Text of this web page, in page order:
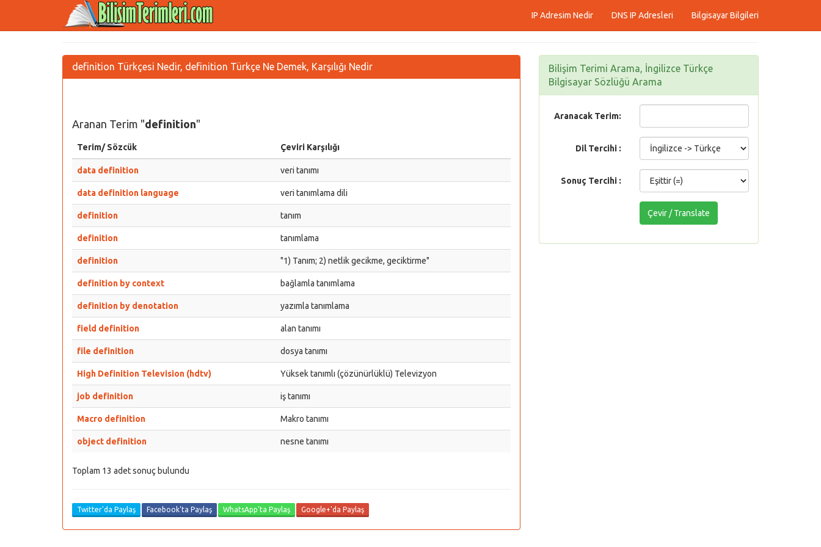
IP Adresim Nedir DNS IP Adresleri Bilgisayar Bilgileri
definition Türkçesi Nedir, definition Türkçe Ne Demek, Karşılığı Nedir
Aranan Terim "definition"
Terim/ Sözcük Çeviri Karşılığı
data definition veri tanımı
data definition language veri tanımlama dili
definition tanım
definition tanımlama
definition "1) Tanım; 2) netlik gecikme, geciktirme"
definition by context bağlamla tanımlama
definition by denotation yazımla tanımlama
field definition alan tanımı
file definition dosya tanımı
High Definition Television (hdtv) Yüksek tanımlı (çözünürlüklü) Televizyon
job definition iş tanımı
Macro definition Makro tanımı
object definition nesne tanımı
Toplam 13 adet sonuç bulundu
Twitter'da Paylaş Facebook'ta Paylaş WhatsApp'ta Paylaş Google+'da Paylaş
Bilişim Terimi Arama, İngilizce Türkçe
Bilgisayar Sözlüğü Arama
Aranacak Terim:
Dil Tercihi :
Sonuç Tercihi :